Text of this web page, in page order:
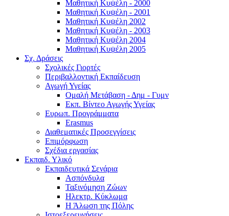
Μαθητική Κυψέλη - 2000
Μαθητική Κυψέλη - 2001
Μαθητική Κυψέλη 2002
Μαθητική Κυψέλη - 2003
Μαθητική Κυψέλη 2004
Μαθητική Κυψέλη 2005
Σχ. Δράσεις
Σχολικές Γιορτές
Περιβαλλοντική Εκπαίδευση
Αγωγή Υγείας
Ομαλή Μετάβαση - Δημ - Γυμν
Εκπ. Βίντεο Αγωγής Υγείας
Ευρωπ. Προγράμματα
Erasmus
Διαθεματικές Προσεγγίσεις
Επιμόρφωση
Σχέδια εργασίας
Εκπαιδ. Υλικό
Εκπαιδευτικά Σενάρια
Ασπόνδυλα
Ταξινόμηση Ζώων
Ηλεκτρ. Κύκλωμα
Η Άλωση της Πόλης